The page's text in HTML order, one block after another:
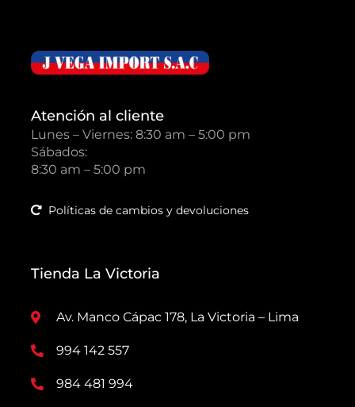
Atención al cliente
Lunes – Viernes: 8:30 am – 5:00 pm
Sábados:
8:30 am – 5:00 pm
Políticas de cambios y devoluciones
Tienda La Victoria
Av. Manco Cápac 178, La Victoria – Lima
994 142 557
984 481 994